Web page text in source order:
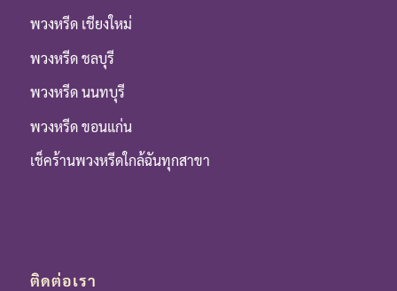
พวงหรีด เชียงใหม่
พวงหรีด ชลบุรี
พวงหรีด นนทบุรี
พวงหรีด ขอนแก่น
เช็คร้านพวงหรีดใกล้ฉันทุกสาขา
ติดต่อเรา